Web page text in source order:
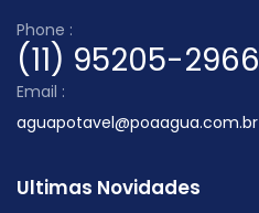
Phone :
(11) 95205-2966
Email :
aguapotavel@poaagua.com.br
Ultimas Novidades